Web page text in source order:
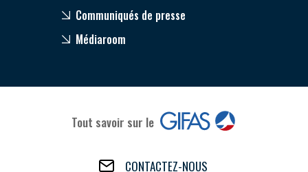
Communiqués de presse
Médiaroom
Tout savoir sur le
CONTACTEZ-NOUS